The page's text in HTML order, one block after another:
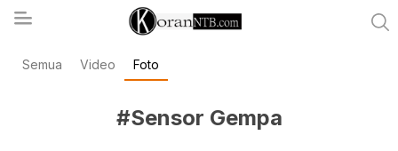
koranntb.com
Semua Video Foto
#Sensor Gempa